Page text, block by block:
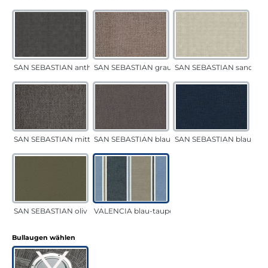
SAN SEBASTIAN anthrazitSAN SEBASTIAN grau-sandSAN SEBASTIAN sand
SAN SEBASTIAN mittelgrauSAN SEBASTIAN blau-sandSAN SEBASTIAN blau
SAN SEBASTIAN oliv VALENCIA blau-taupe
Bullaugen wählen